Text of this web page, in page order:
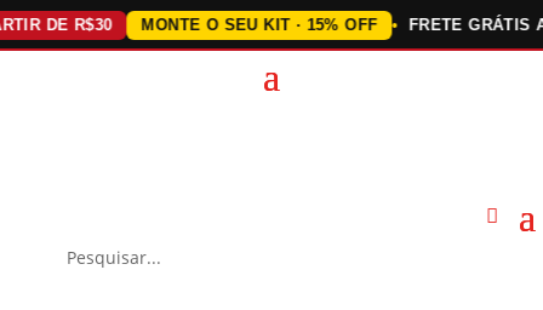
R$30 MONTE O SEU KIT · 15% OFF FRETE GRÁTIS